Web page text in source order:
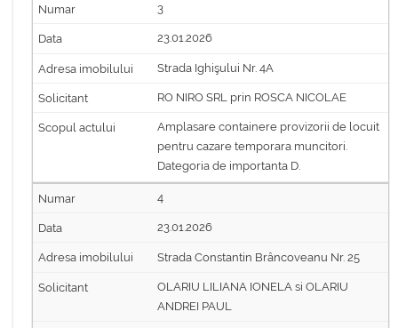
3
23.01.2026
Strada Ighişului Nr. 4A
RO NIRO SRL prin ROSCA NICOLAE
Amplasare containere provizorii de locuit
pentru cazare temporara muncitori.
Dategoria de importanta D.
4
23.01.2026
Strada Constantin Brâncoveanu Nr. 25
OLARIU LILIANA IONELA si OLARIU
ANDREI PAUL